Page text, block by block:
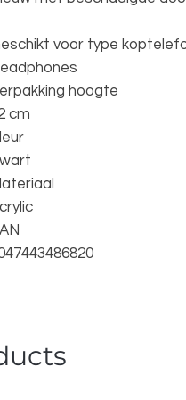
voor type
hoogte
cm